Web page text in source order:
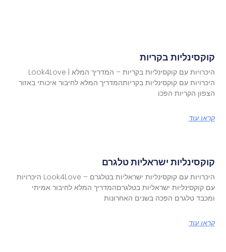
קוקסינליות בקריות
היכרויות עם קוקסינליות בקריות – המדריך המלא | Look4Love
היכרויות עם קוקסינליות בקריותהמדריך המלא לחיבור איכותי באזור
הצפון הקריות הפכו
קראו עוד
קוקסינליות ישראליות טלגרם
היכרויות עם קוקסינליות ישראליות בטלגרם – Look4Love היכרויות
עם קוקסינליות ישראליות בטלגרםהמדריך המלא לחיבור אמיתי
ומכבד טלגרם הפכה בשנים האחרונות
קראו עוד